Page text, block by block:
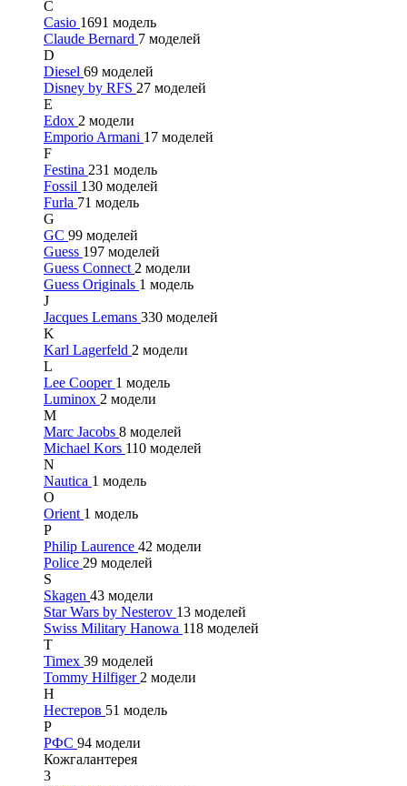
C
Casio 1691 модель
Claude Bernard 7 моделей
D
Diesel 69 моделей
Disney by RFS 27 моделей
E
Edox 2 модели
Emporio Armani 17 моделей
F
Festina 231 модель
Fossil 130 моделей
Furla 71 модель
G
GC 99 моделей
Guess 197 моделей
Guess Connect 2 модели
Guess Originals 1 модель
J
Jacques Lemans 330 моделей
K
Karl Lagerfeld 2 модели
L
Lee Cooper 1 модель
Luminox 2 модели
M
Marc Jacobs 8 моделей
Michael Kors 110 моделей
N
Nautica 1 модель
O
Orient 1 модель
P
Philip Laurence 42 модели
Police 29 моделей
S
Skagen 43 модели
Star Wars by Nesterov 13 моделей
Swiss Military Hanowa 118 моделей
T
Timex 39 моделей
Tommy Hilfiger 2 модели
Н
Нестеров 51 модель
Р
РФС 94 модели
Кожгалантерея
3